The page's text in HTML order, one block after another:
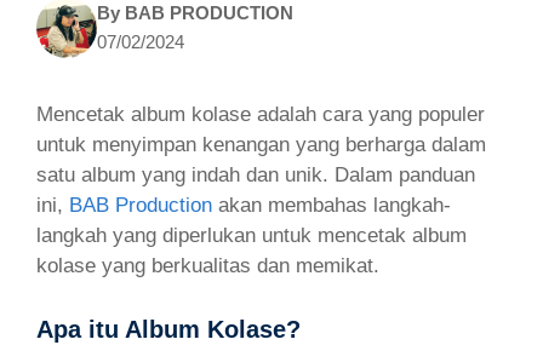
By BAB PRODUCTION
07/02/2024
Mencetak album kolase adalah cara yang populer
untuk menyimpan kenangan yang berharga dalam
satu album yang indah dan unik. Dalam panduan
ini, BAB Production akan membahas langkah-
langkah yang diperlukan untuk mencetak album
kolase yang berkualitas dan memikat.
Apa itu Album Kolase?